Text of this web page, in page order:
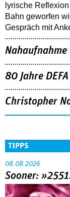
lyrische
Bahn geworfen
Gespräch mit
80 Jahre DEFA
Christopher
TIPPS
08.08.2026
Sooner: